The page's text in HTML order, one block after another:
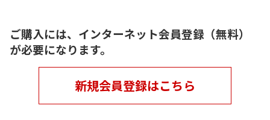
ご購入には、インターネット会員登録（無料）
が必要になります。
新規会員登録はこちら